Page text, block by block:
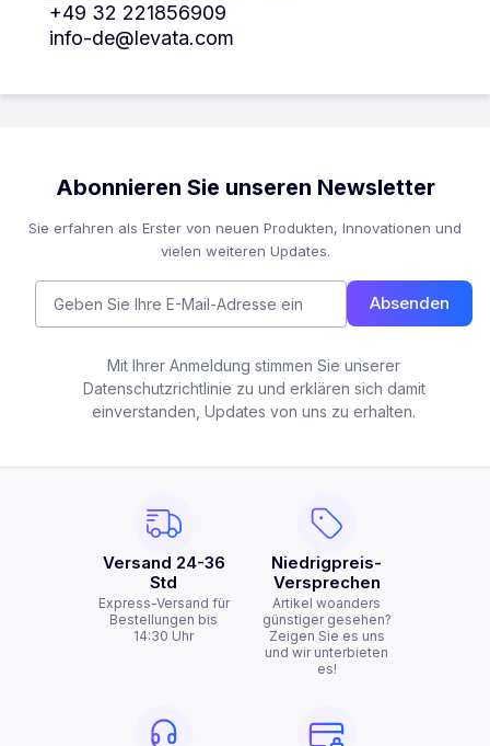
+49 32 221856909
info-de@levata.com
Abonnieren Sie unseren Newsletter
Sie erfahren als Erster von neuen Produkten, Innovationen und
vielen weiteren Updates.
Absenden
Mit Ihrer Anmeldung stimmen Sie unserer
Datenschutzrichtlinie zu und erklären sich damit
einverstanden, Updates von uns zu erhalten.
Versand 24-36
Std
Express-Versand für
Bestellungen bis
14:30 Uhr
Niedrigpreis-
Versprechen
Artikel woanders
günstiger gesehen?
Zeigen Sie es uns
und wir unterbieten
es!